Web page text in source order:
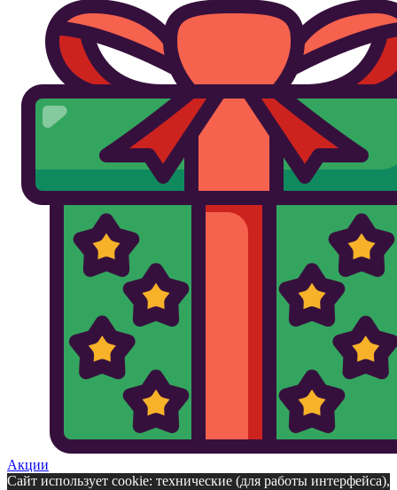
Акции
Сайт использует cookie: технические (для работы интерфейса),